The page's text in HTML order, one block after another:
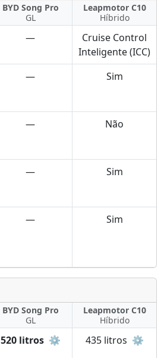
BYD Song Pro
GL
Leapmotor C10
Híbrido
—
Cruise Control
Inteligente (ICC)
— Sim
— Não
— Sim
— Sim
BYD Song Pro
GL
Leapmotor C10
Híbrido
520 litros ⚙️ 435 litros ⚙️